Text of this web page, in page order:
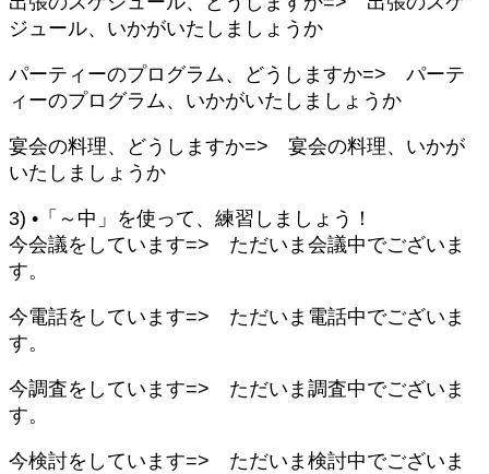
ジュール、いかがいたしましょうか
パーティーのプログラム、どうしますか=> パーテ
ィーのプログラム、いかがいたしましょうか
宴会の料理、どうしますか=> 宴会の料理、いかが
いたしましょうか
3) •「～中」を使って、練習しましょう！
今会議をしています=> ただいま会議中でございま
す。
今電話をしています=> ただいま電話中でございま
す。
今調査をしています=> ただいま調査中でございま
す。
今検討をしています=> ただいま検討中でございま